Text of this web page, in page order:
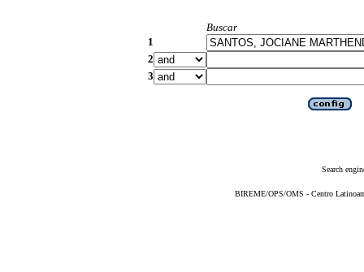
Buscar
1
2
3
Search
BIREME/OPS/OMS - Centro